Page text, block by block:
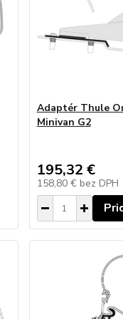
Adaptér Thule
Minivan G2
195,32 €
158,80 € bez DPH